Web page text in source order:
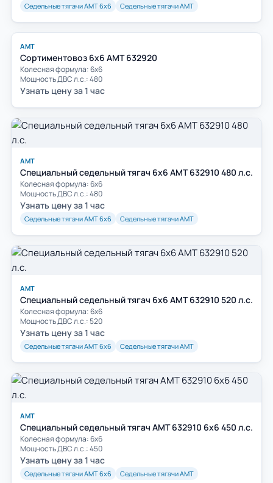
Седельные тягачи АМТ 6х6 Седельные тягачи АМТ
АМТ
Сортиментовоз 6х6 АМТ 632920
Колесная формула: 6х6
Мощность ДВС л.с.: 480
Узнать цену за 1 час
АМТ
Специальный седельный тягач 6х6 АМТ 632910 480 л.с.
Колесная формула: 6х6
Мощность ДВС л.с.: 480
Узнать цену за 1 час
Седельные тягачи АМТ 6х6 Седельные тягачи АМТ
АМТ
Специальный седельный тягач 6х6 АМТ 632910 520 л.с.
Колесная формула: 6х6
Мощность ДВС л.с.: 520
Узнать цену за 1 час
Седельные тягачи АМТ 6х6 Седельные тягачи АМТ
АМТ
Специальный седельный тягач АМТ 632910 6х6 450 л.с.
Колесная формула: 6х6
Мощность ДВС л.с.: 450
Узнать цену за 1 час
Седельные тягачи АМТ 6х6 Седельные тягачи АМТ